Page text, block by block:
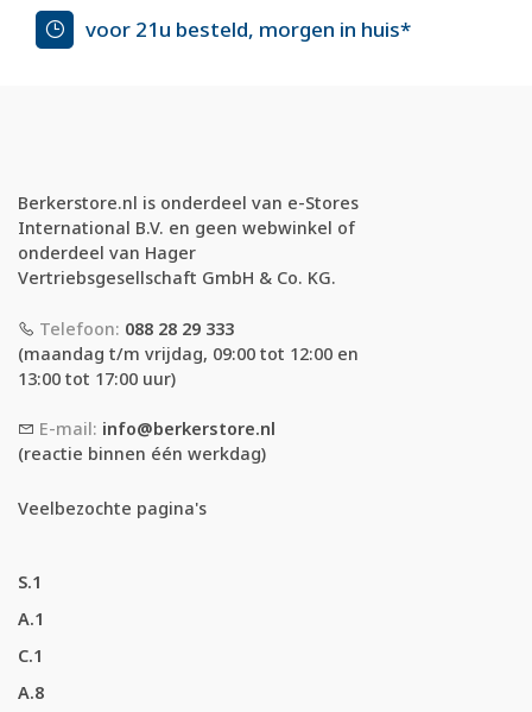
voor 21u besteld, morgen in huis*
Berkerstore.nl is onderdeel van e-Stores
International B.V. en geen webwinkel of
onderdeel van Hager
Vertriebsgesellschaft GmbH & Co. KG.
Telefoon: 088 28 29 333
(maandag t/m vrijdag, 09:00 tot 12:00 en
13:00 tot 17:00 uur)
E-mail: info@berkerstore.nl
(reactie binnen één werkdag)
Veelbezochte pagina's
S.1
A.1
C.1
A.8